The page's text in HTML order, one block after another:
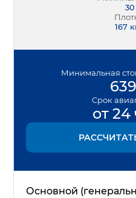
30
167
Минимальная
Срок
от 24
Основной